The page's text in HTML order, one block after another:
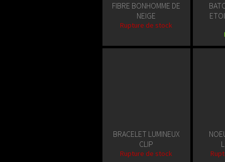
FIBRE BONHOMME DE
NEIGE
Rupture de stock
BRACELET LUMINEUX
CLIP
Rupture de stock